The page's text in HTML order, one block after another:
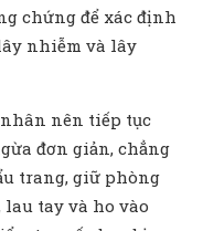
chứng để xác định
nhiễm và lây
nên tiếp tục
đơn giản, chẳng
trang, giữ phòng
tay và ho vào